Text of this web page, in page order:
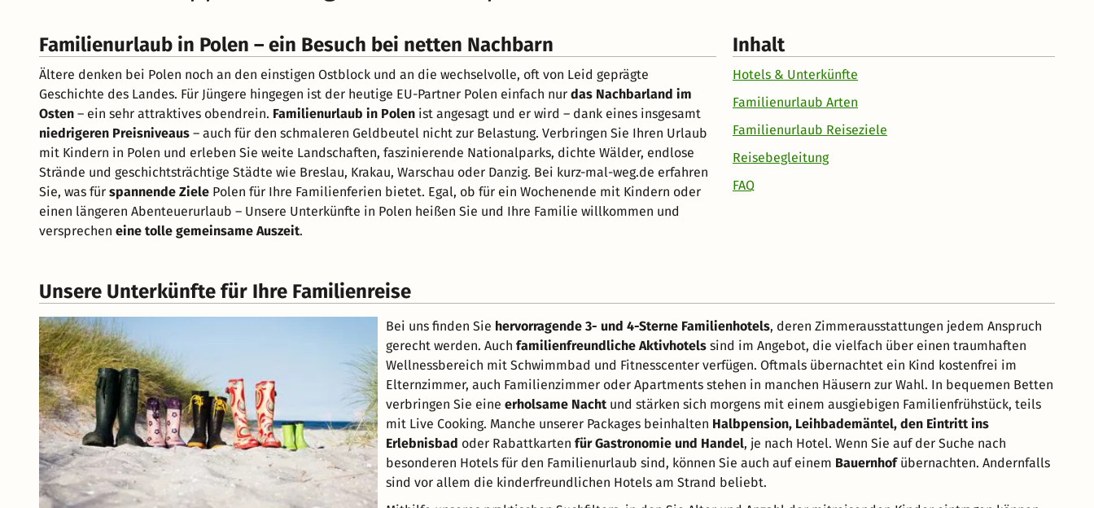
Familienurlaub in Polen – ein Besuch bei netten Nachbarn
Ältere denken bei Polen noch an den einstigen Ostblock und an die wechselvolle, oft von Leid geprägte
Geschichte des Landes. Für Jüngere hingegen ist der heutige EU-Partner Polen einfach nur das Nachbarland im
Osten – ein sehr attraktives obendrein. Familienurlaub in Polen ist angesagt und er wird – dank eines insgesamt
niedrigeren Preisniveaus – auch für den schmaleren Geldbeutel nicht zur Belastung. Verbringen Sie Ihren Urlaub
mit Kindern in Polen und erleben Sie weite Landschaften, faszinierende Nationalparks, dichte Wälder, endlose
Strände und geschichtsträchtige Städte wie Breslau, Krakau, Warschau oder Danzig. Bei kurz-mal-weg.de erfahren
Sie, was für spannende Ziele Polen für Ihre Familienferien bietet. Egal, ob für ein Wochenende mit Kindern oder
einen längeren Abenteuerurlaub – Unsere Unterkünfte in Polen heißen Sie und Ihre Familie willkommen und
versprechen eine tolle gemeinsame Auszeit.
Inhalt
Hotels & Unterkünfte
Familienurlaub Arten
Familienurlaub Reiseziele
Reisebegleitung
FAQ
Unsere Unterkünfte für Ihre Familienreise
Bei uns finden Sie hervorragende 3- und 4-Sterne Familienhotels, deren Zimmerausstattungen jedem Anspruch
gerecht werden. Auch familienfreundliche Aktivhotels sind im Angebot, die vielfach über einen traumhaften
Wellnessbereich mit Schwimmbad und Fitnesscenter verfügen. Oftmals übernachtet ein Kind kostenfrei im
Elternzimmer, auch Familienzimmer oder Apartments stehen in manchen Häusern zur Wahl. In bequemen Betten
verbringen Sie eine erholsame Nachtund stärken sich morgens mit einem ausgiebigen Familienfrühstück, teils
mit Live Cooking. Manche unserer Packages beinhalten Halbpension, Leihbademäntel, den Eintritt ins
Erlebnisbad oder Rabattkarten für Gastronomie und Handel, je nach Hotel. Wenn Sie auf der Suche nach
besonderen Hotels für den Familienurlaub sind, können Sie auch auf einem Bauernhofübernachten. Andernfalls
sind vor allem die kinderfreundlichen Hotels am Strand beliebt.